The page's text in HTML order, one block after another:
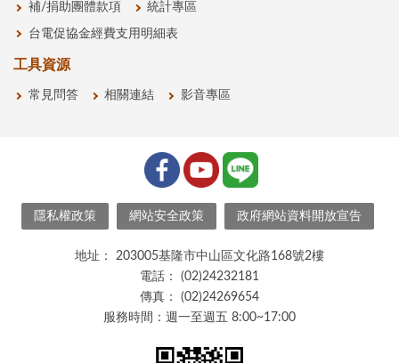
補/捐助團體款項 統計專區
台電促協金經費支用明細表
工具資源
常見問答 相關連結 影音專區
隱私權政策 網站安全政策 政府網站資料開放宣告
地址：
203005基隆市中山區文化路168號2樓
電話：
(02)24232181
傳真：
(02)24269654
服務時間：週一至週五 8:00~17:00